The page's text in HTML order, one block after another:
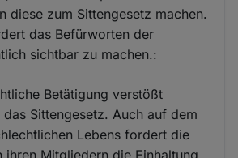
diese zum Sittengesetz machen.
das Befürworten der
sichtbar zu machen.:
Betätigung verstößt
Sittengesetz. Auch auf dem
Lebens fordert die